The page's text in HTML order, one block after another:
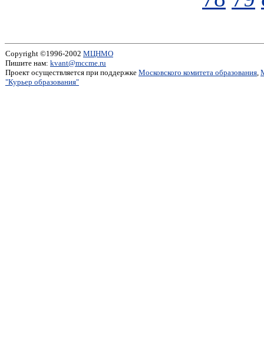
Copyright ©1996-2002 МЦНМО
Пишите нам: kvant@mccme.ru
Проект осуществляется при поддержке Московского комитета образования,
"Курьер образования"